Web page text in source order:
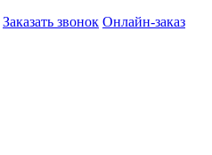
Заказать звонок Онлайн-заказ